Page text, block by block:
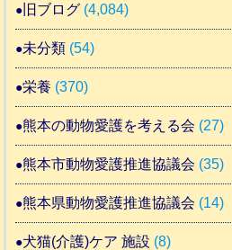
旧ブログ (4,084)
未分類 (54)
栄養 (370)
熊本の動物愛護を考える会 (27)
熊本市動物愛護推進協議会 (35)
熊本県動物愛護推進協議会 (14)
犬猫(介護)ケア 施設 (8)